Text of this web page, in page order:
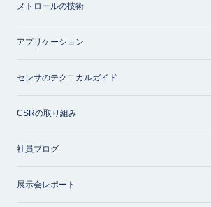
メトロールの技術
アプリケーション
センサのテクニカルガイド
CSRの取り組み
社員ブログ
展示会レポート